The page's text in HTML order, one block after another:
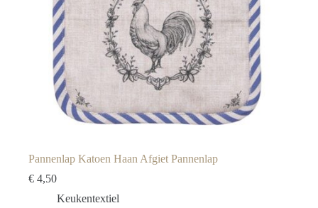
Pannenlap Katoen Haan Afgiet Pannenlap
€ 4,50
Keukentextiel